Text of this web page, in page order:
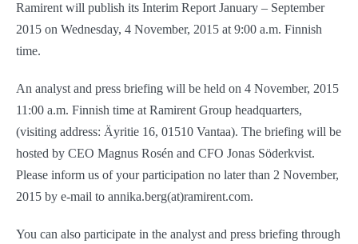
Ramirent will publish its Interim Report January – September
2015 on Wednesday, 4 November, 2015 at 9:00 a.m. Finnish
time.
An analyst and press briefing will be held on 4 November, 2015
11:00 a.m. Finnish time at Ramirent Group headquarters,
(visiting address: Äyritie 16, 01510 Vantaa). The briefing will be
hosted by CEO Magnus Rosén and CFO Jonas Söderkvist.
Please inform us of your participation no later than 2 November,
2015 by e-mail to annika.berg(at)ramirent.com.
You can also participate in the analyst and press briefing through